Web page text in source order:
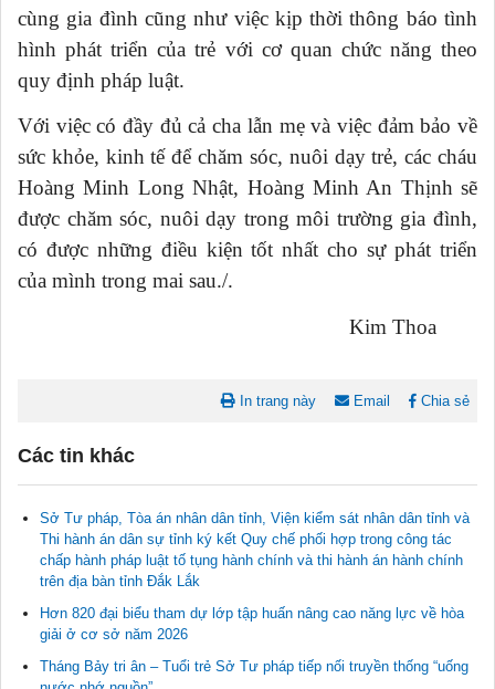
cùng gia đình cũng như việc kịp thời thông báo tình
hình phát triển của trẻ với cơ quan chức năng theo
quy định pháp luật.
Với việc có đầy đủ cả cha lẫn mẹ và việc đảm bảo về
sức khỏe, kinh tế để chăm sóc, nuôi dạy trẻ, các cháu
Hoàng Minh Long Nhật, Hoàng Minh An Thịnh sẽ
được chăm sóc, nuôi dạy trong môi trường gia đình,
có được những điều kiện tốt nhất cho sự phát triển
của mình trong mai sau./.
Kim Thoa
In trang này Email Chia sẻ
Các tin khác
Sở Tư pháp, Tòa án nhân dân tỉnh, Viện kiểm sát nhân dân tỉnh và
Thi hành án dân sự tỉnh ký kết Quy chế phối hợp trong công tác
chấp hành pháp luật tố tụng hành chính và thi hành án hành chính
trên địa bàn tỉnh Đắk Lắk
Hơn 820 đại biểu tham dự lớp tập huấn nâng cao năng lực về hòa
giải ở cơ sở năm 2026
Tháng Bảy tri ân – Tuổi trẻ Sở Tư pháp tiếp nối truyền thống “uống